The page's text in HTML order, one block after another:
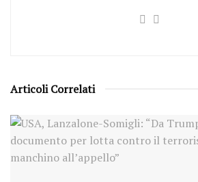
Articoli Correlati